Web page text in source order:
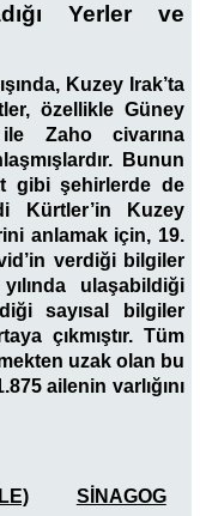
Yerler ve
Kuzey Irak’ta
özellikle Güney
Zaho civarına
Bunun
gibi şehirlerde de
Kürtler’in Kuzey
anlamak için, 19.
verdiği bilgiler
ulaşabildiği
sayısal bilgiler
çıkmıştır. Tüm
uzak olan bu
ailenin varlığını
SİNAGOG